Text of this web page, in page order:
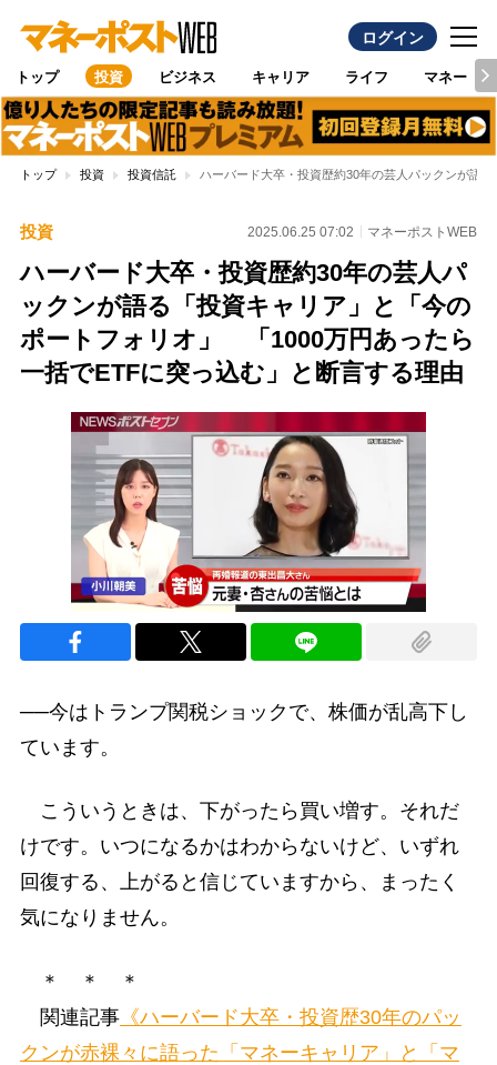
ログイン
トップ 投資 ビジネス キャリア ライフ マネー
トップ 投資 投資信託 ハーバード大卒・投資歴約30年の芸人パックンが語
投資 2025.06.25 07:02 マネーポストWEB
ハーバード大卒・投資歴約30年の芸人パ
ックンが語る「投資キャリア」と「今の
ポートフォリオ」 「1000万円あったら
一括でETFに突っ込む」と断言する理由
──今はトランプ関税ショックで、株価が乱高下し
ています。
こういうときは、下がったら買い増す。それだ
けです。いつになるかはわからないけど、いずれ
回復する、上がると信じていますから、まったく
気になりません。
＊ ＊ ＊
関連記事《ハーバード大卒・投資歴30年のパッ
クンが赤裸々に語った「マネーキャリア」と「マ